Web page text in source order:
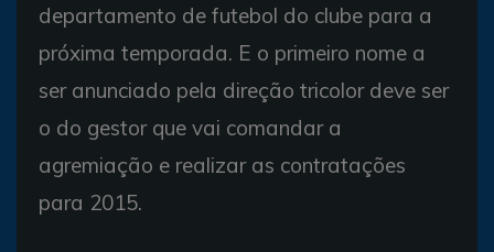
departamento de futebol do clube para a
próxima temporada. E o primeiro nome a
ser anunciado pela direção tricolor deve ser
o do gestor que vai comandar a
agremiação e realizar as contratações
para 2015.